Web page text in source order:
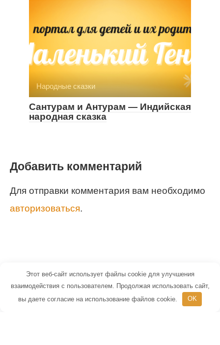
Народные сказки
Сантурам и Антурам — Индийская
народная сказка
Добавить комментарий
Для отправки комментария вам необходимо
авторизоваться.
© 2026 Маленький Гений - портал для
детей и их родителей
Этот веб-сайт использует файлы cookie для улучшения
взаимодействия с пользователем. Продолжая использовать сайт,
вы даете согласие на использование файлов cookie.
OK